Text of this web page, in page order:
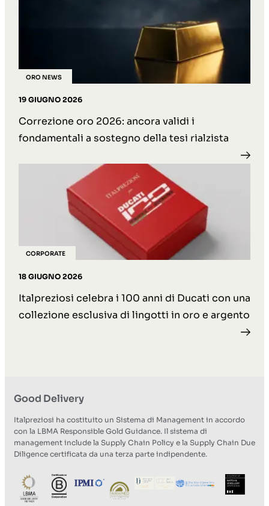
ORO NEWS
19 GIUGNO 2026
Correzione oro 2026: ancora validi i
fondamentali a sostegno della tesi rialzista
CORPORATE
18 GIUGNO 2026
Italpreziosi celebra i 100 anni di Ducati con una
collezione esclusiva di lingotti in oro e argento
Good Delivery
Italpreziosi ha costituito un Sistema di Management in accordo
con la LBMA Responsible Gold Guidance. Il sistema di
management include la Supply Chain Policy e la Supply Chain Due
Diligence certificata da una terza parte indipendente.